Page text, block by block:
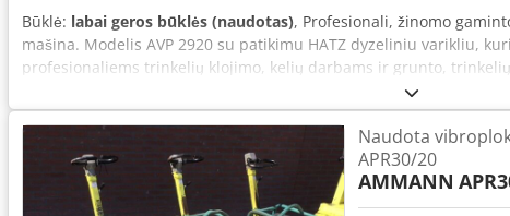
Būklė: labai geros būklės (naudotas), Profesionali, žinomo
mašina. Modelis AVP 2920 su patikimu HATZ dyzeliniu varikliu,
profesionaliems trinkelių klojimo, kelių darbams ir grunto,
mechaninis įrenginys, tvirta vokiška konstrukcija. Vizualinė būklė
požymiai. Techniniai duomenys: • Gamintojas: AMMANN •
Variklis: HATZ dyzelinis • Variklio tipas: 1B30-6 • Galia: 5 kW •
Pagaminta Vokietijoje Chjdpfx Aisy Sifyjkea Naudojimas: •
Kelių darbai • Grunto ir pagrindų tankinimas • Iškasų ir pamatų
komplektuota mašina. HATZ variklis – patvarus ir vertinamas
Naudota
APR30/20
AMMANN